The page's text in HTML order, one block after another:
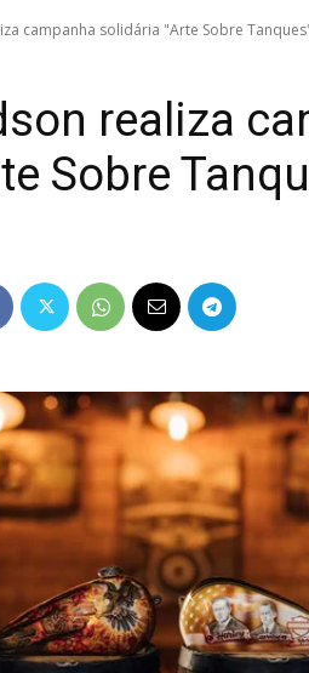
campanha solidária "Arte Sobre
realiza
Sobre